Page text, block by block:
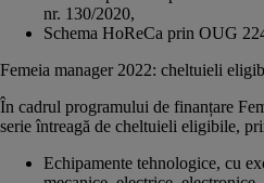
nr. 130/2020,
Schema HoReCa prin OUG
Femeia manager 2022: cheltuieli
În cadrul programului de finanțare
serie întreagă de cheltuieli eligibile,
Echipamente tehnologice, cu